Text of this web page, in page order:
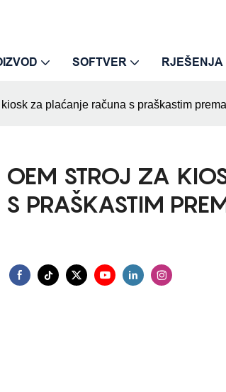
SOFTVER RJEŠENJA
za plaćanje računa s praškastim
OEM STROJ ZA
S PRAŠKASTIM